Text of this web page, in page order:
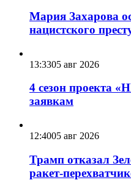
Мария Захарова
нацистского
13:3305 авг 2026
4 сезон проекта
заявкам
12:4005 авг 2026
Трамп отказал
ракет-